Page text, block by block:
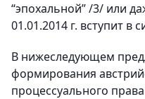
“эпохальной” /3/ или
01.01.2014 г. вступит в
В нижеследующем
формирования
процессуального